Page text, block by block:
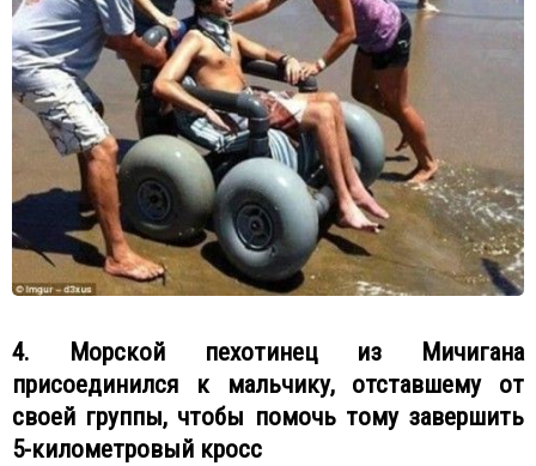
4. Морской пехотинец из Мичигана
присоединился к мальчику, отставшему от
своей группы, чтобы помочь тому завершить
5-километровый кросс